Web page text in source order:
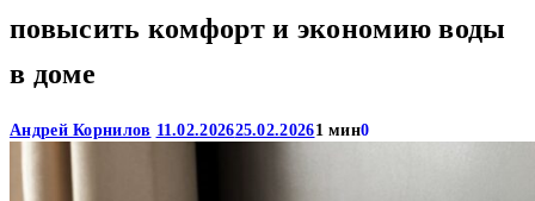
повысить комфорт и экономию воды
в доме
Андрей Корнилов 11.02.202625.02.20261 мин0